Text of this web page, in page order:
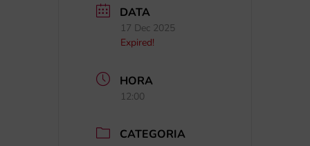
DATA
17 Dec 2025
Expired!
HORA
12:00
CATEGORIA